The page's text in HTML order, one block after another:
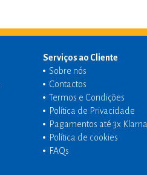
Serviços ao Cliente
Sobre nós
Contactos
Termos e Condições
Política de Privacidade
Pagamentos até 3x Klarna
Política de cookies
FAQs